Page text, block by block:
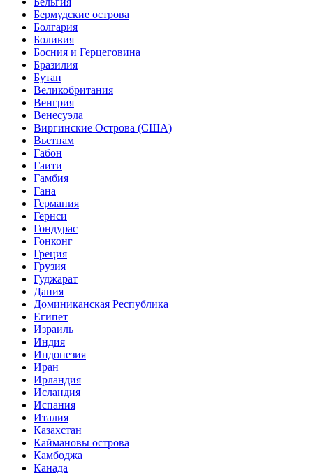
Бермудские острова
Болгария
Боливия
Босния и Герцеговина
Бразилия
Бутан
Великобритания
Венгрия
Венесуэла
Виргинские Острова (США)
Вьетнам
Габон
Гаити
Гамбия
Гана
Германия
Гернси
Гондурас
Гонконг
Греция
Грузия
Гуджарат
Дания
Доминиканская Республика
Египет
Израиль
Индия
Индонезия
Иран
Ирландия
Исландия
Испания
Италия
Казахстан
Каймановы острова
Камбоджа
Канада